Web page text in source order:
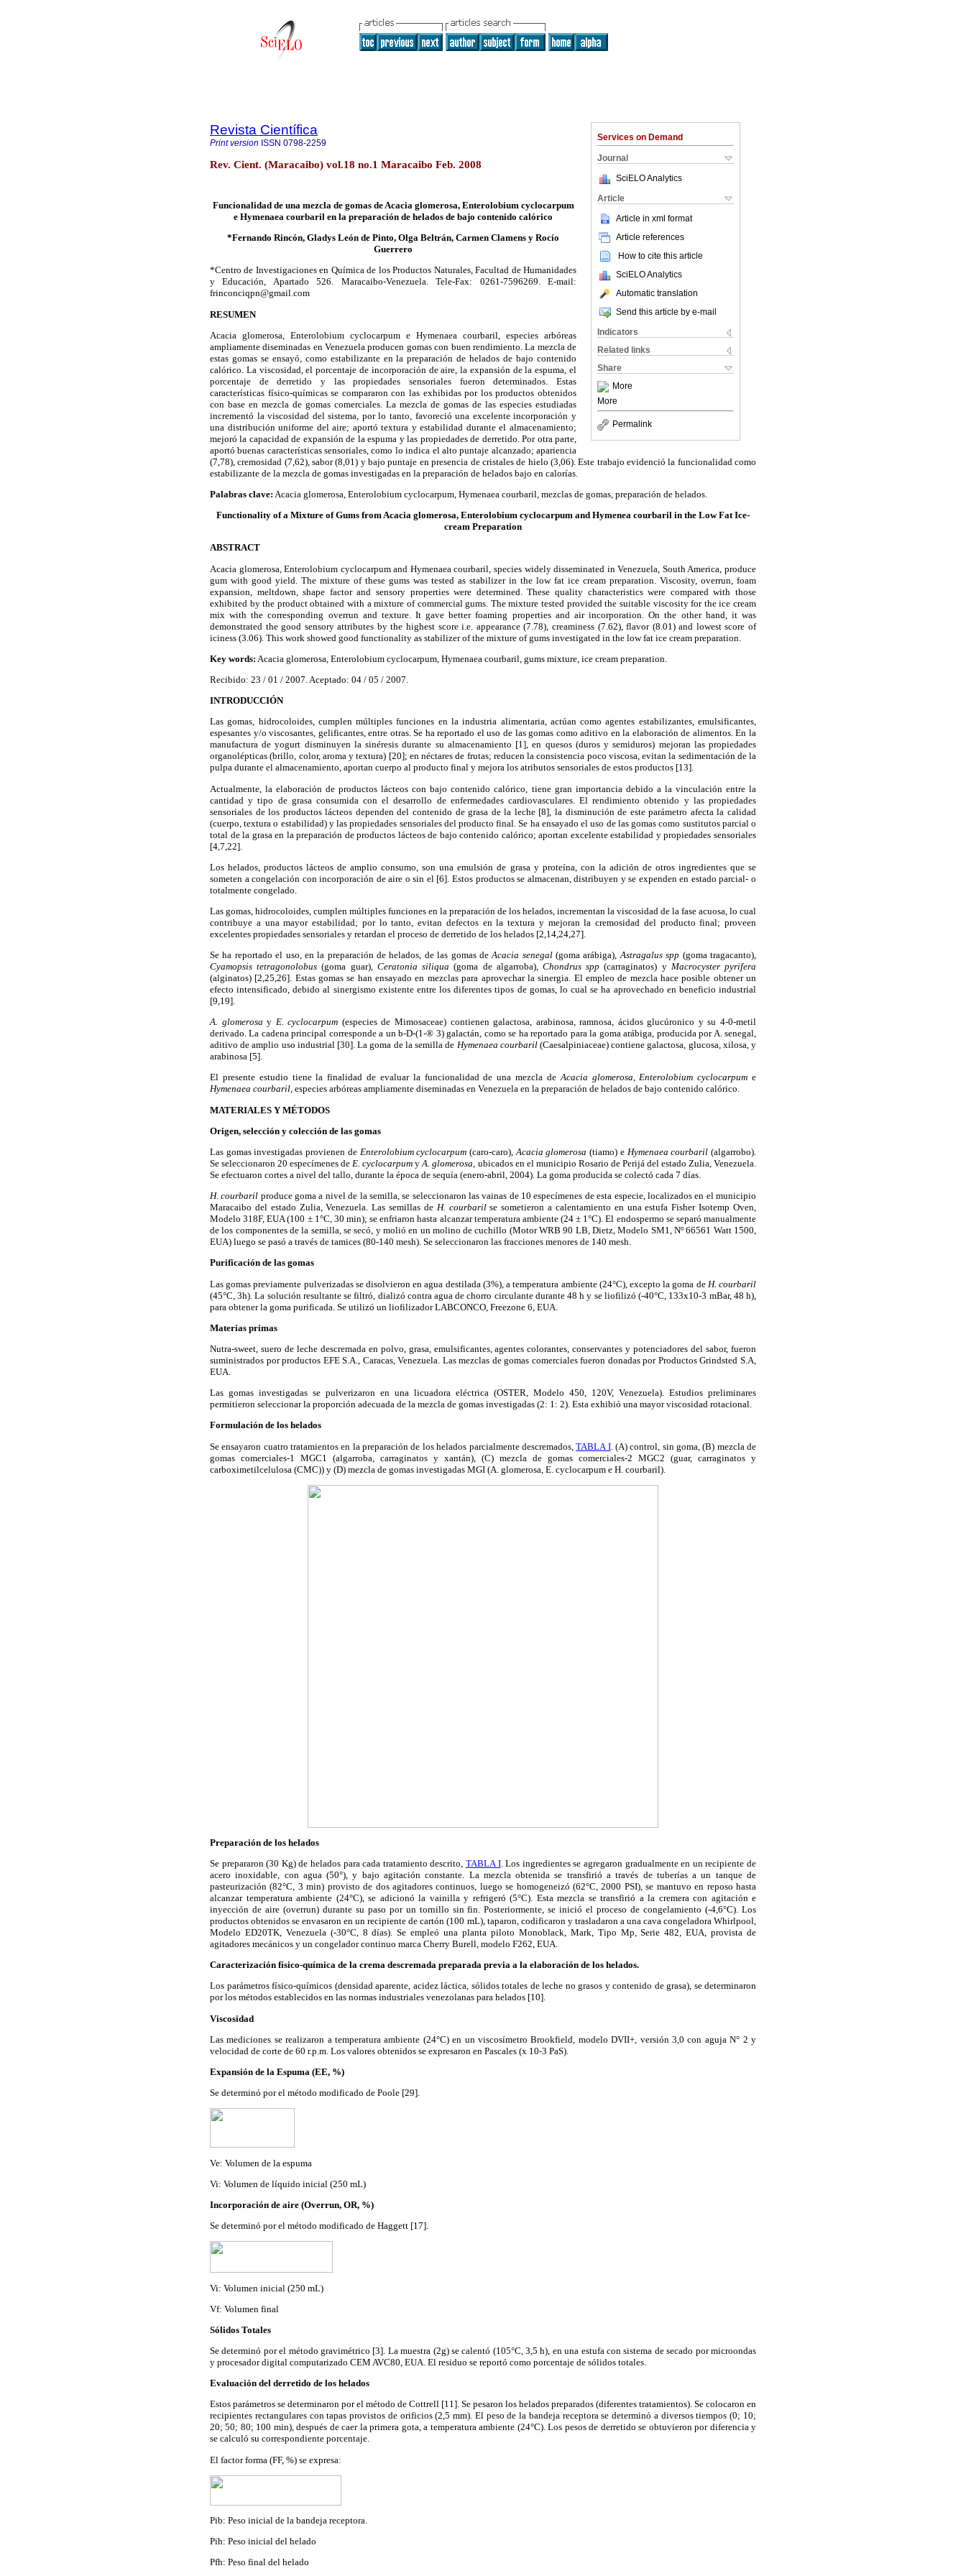
Services on Demand
Journal
SciELO Analytics
Article
Article in xml format
Article references
How to cite this article
SciELO Analytics
Automatic translation
Send this article by e-mail
Indicators
Related links
Share
More
More
Permalink
Revista Científica
Print version ISSN 0798-2259
Rev. Cient. (Maracaibo) vol.18 no.1 Maracaibo Feb. 2008
Funcionalidad de una mezcla de gomas de Acacia glomerosa, Enterolobium cyclocarpum
e Hymenaea courbaril en la preparación de helados de bajo contenido calórico
*Fernando Rincón, Gladys León de Pinto, Olga Beltrán, Carmen Clamens y Rocío
Guerrero
*Centro de Investigaciones en Química de los Productos Naturales, Facultad de Humanidades
y Educación, Apartado 526. Maracaibo-Venezuela. Tele-Fax: 0261-7596269. E-mail:
frinconciqpn@gmail.com
RESUMEN
Acacia glomerosa, Enterolobium cyclocarpum e Hymenaea courbaril, especies arbóreas
ampliamente diseminadas en Venezuela producen gomas con buen rendimiento. La mezcla de
estas gomas se ensayó, como estabilizante en la preparación de helados de bajo contenido
calórico. La viscosidad, el porcentaje de incorporación de aire, la expansión de la espuma, el
porcentaje de derretido y las propiedades sensoriales fueron determinados. Estas
características físico-químicas se compararon con las exhibidas por los productos obtenidos
con base en mezcla de gomas comerciales. La mezcla de gomas de las especies estudiadas
incrementó la viscosidad del sistema, por lo tanto, favoreció una excelente incorporación y
una distribución uniforme del aire; aportó textura y estabilidad durante el almacenamiento;
mejoró la capacidad de expansión de la espuma y las propiedades de derretido. Por otra parte,
aportó buenas características sensoriales, como lo indica el alto puntaje alcanzado; apariencia
(7,78), cremosidad (7,62), sabor (8,01) y bajo puntaje en presencia de cristales de hielo (3,06). Este trabajo evidenció la funcionalidad como
estabilizante de la mezcla de gomas investigadas en la preparación de helados bajo en calorías.
Palabras clave: Acacia glomerosa, Enterolobium cyclocarpum, Hymenaea courbaril, mezclas de gomas, preparación de helados.
Functionality of a Mixture of Gums from Acacia glomerosa, Enterolobium cyclocarpum and Hymenea courbaril in the Low Fat Ice-
cream Preparation
ABSTRACT
Acacia glomerosa, Enterolobium cyclocarpum and Hymenaea courbaril, species widely disseminated in Venezuela, South America, produce
gum with good yield. The mixture of these gums was tested as stabilizer in the low fat ice cream preparation. Viscosity, overrun, foam
expansion, meltdown, shape factor and sensory properties were determined. These quality characteristics were compared with those
exhibited by the product obtained with a mixture of commercial gums. The mixture tested provided the suitable viscosity for the ice cream
mix with the corresponding overrun and texture. It gave better foaming properties and air incorporation. On the other hand, it was
demonstrated the good sensory attributes by the highest score i.e. appearance (7.78), creaminess (7.62), flavor (8.01) and lowest score of
iciness (3.06). This work showed good functionality as stabilizer of the mixture of gums investigated in the low fat ice cream preparation.
Key words: Acacia glomerosa, Enterolobium cyclocarpum, Hymenaea courbaril, gums mixture, ice cream preparation.
Recibido: 23 / 01 / 2007. Aceptado: 04 / 05 / 2007.
INTRODUCCIÓN
Las gomas, hidrocoloides, cumplen múltiples funciones en la industria alimentaria, actúan como agentes estabilizantes, emulsificantes,
espesantes y/o viscosantes, gelificantes, entre otras. Se ha reportado el uso de las gomas como aditivo en la elaboración de alimentos. En la
manufactura de yogurt disminuyen la sinéresis durante su almacenamiento [1], en quesos (duros y semiduros) mejoran las propiedades
organolépticas (brillo, color, aroma y textura) [20]; en néctares de frutas; reducen la consistencia poco viscosa, evitan la sedimentación de la
pulpa durante el almacenamiento, aportan cuerpo al producto final y mejora los atributos sensoriales de estos productos [13].
Actualmente, la elaboración de productos lácteos con bajo contenido calórico, tiene gran importancia debido a la vinculación entre la
cantidad y tipo de grasa consumida con el desarrollo de enfermedades cardiovasculares. El rendimiento obtenido y las propiedades
sensoriales de los productos lácteos dependen del contenido de grasa de la leche [8], la disminución de este parámetro afecta la calidad
(cuerpo, textura o estabilidad) y las propiedades sensoriales del producto final. Se ha ensayado el uso de las gomas como sustitutos parcial o
total de la grasa en la preparación de productos lácteos de bajo contenido calórico; aportan excelente estabilidad y propiedades sensoriales
[4,7,22].
Los helados, productos lácteos de amplio consumo, son una emulsión de grasa y proteína, con la adición de otros ingredientes que se
someten a congelación con incorporación de aire o sin el [6]. Estos productos se almacenan, distribuyen y se expenden en estado parcial- o
totalmente congelado.
Las gomas, hidrocoloides, cumplen múltiples funciones en la preparación de los helados, incrementan la viscosidad de la fase acuosa, lo cual
contribuye a una mayor estabilidad; por lo tanto, evitan defectos en la textura y mejoran la cremosidad del producto final; proveen
excelentes propiedades sensoriales y retardan el proceso de derretido de los helados [2,14,24,27].
Se ha reportado el uso, en la preparación de helados, de las gomas deAcacia senegal(goma arábiga),Astragalus spp (goma tragacanto),
Cyamopsis tetragonolobus (goma guar), Ceratonia siliqua(goma de algarroba), Chondrus spp(carraginatos) y Macrocyster pyrifera
(alginatos) [2,25,26]. Estas gomas se han ensayado en mezclas para aprovechar la sinergia. El empleo de mezcla hace posible obtener un
efecto intensificado, debido al sinergismo existente entre los diferentes tipos de gomas, lo cual se ha aprovechado en beneficio industrial
[9,19].
A. glomerosay E. cyclocarpum (especies de Mimosaceae) contienen galactosa, arabinosa, ramnosa, ácidos glucúronico y su 4-0-metil
derivado. La cadena principal corresponde a un b-D-(1-® 3) galactán, como se ha reportado para la goma arábiga, producida por A. senegal,
aditivo de amplio uso industrial [30]. La goma de la semilla de Hymenaea courbaril(Caesalpiniaceae) contiene galactosa, glucosa, xilosa, y
arabinosa [5].
El presente estudio tiene la finalidad de evaluar la funcionalidad de una mezcla deAcacia glomerosa,Enterolobium cyclocarpume
Hymenaea courbaril, especies arbóreas ampliamente diseminadas en Venezuela en la preparación de helados de bajo contenido calórico.
MATERIALES Y MÉTODOS
Origen, selección y colección de las gomas
Las gomas investigadas provienen de Enterolobium cyclocarpum (caro-caro),Acacia glomerosa(tiamo) e Hymenaea courbaril (algarrobo).
Se seleccionaron 20 especímenes deE. cyclocarpumyA. glomerosa, ubicados en el municipio Rosario de Perijá del estado Zulia, Venezuela.
Se efectuaron cortes a nivel del tallo, durante la época de sequía (enero-abril, 2004). La goma producida se colectó cada 7 días.
H. courbaril produce goma a nivel de la semilla, se seleccionaron las vainas de 10 especímenes de esta especie, localizados en el municipio
Maracaibo del estado Zulia, Venezuela. Las semillas de H. courbarilse sometieron a calentamiento en una estufa Fisher Isotemp Oven,
Modelo 318F, EUA (100 ± 1°C, 30 min); se enfriaron hasta alcanzar temperatura ambiente (24 ± 1°C). El endospermo se separó manualmente
de los componentes de la semilla, se secó, y molió en un molino de cuchillo (Motor WRB 90 LB, Dietz, Modelo SM1, Nº 66561 Watt 1500,
EUA) luego se pasó a través de tamices (80-140 mesh). Se seleccionaron las fracciones menores de 140 mesh.
Purificación de las gomas
Las gomas previamente pulverizadas se disolvieron en agua destilada (3%), a temperatura ambiente (24°C), excepto la goma de H. courbaril
(45°C, 3h). La solución resultante se filtró, dializó contra agua de chorro circulante durante 48 h y se liofilizó (-40°C, 133x10-3 mBar, 48 h),
para obtener la goma purificada. Se utilizó un liofilizador LABCONCO, Freezone 6, EUA.
Materias primas
Nutra-sweet, suero de leche descremada en polvo, grasa, emulsificantes, agentes colorantes, conservantes y potenciadores del sabor, fueron
suministrados por productos EFE S.A., Caracas, Venezuela. Las mezclas de gomas comerciales fueron donadas por Productos Grindsted S.A,
EUA.
Las gomas investigadas se pulverizaron en una licuadora eléctrica (OSTER, Modelo 450, 120V, Venezuela). Estudios preliminares
permitieron seleccionar la proporción adecuada de la mezcla de gomas investigadas (2: 1: 2). Esta exhibió una mayor viscosidad rotacional.
Formulación de los helados
Se ensayaron cuatro tratamientos en la preparación de los helados parcialmente descremados,TABLA I. (A) control, sin goma, (B) mezcla de
gomas comerciales-1 MGC1 (algarroba, carraginatos y xantán), (C) mezcla de gomas comerciales-2 MGC2 (guar, carraginatos y
carboximetilcelulosa (CMC)) y (D) mezcla de gomas investigadas MGI (A. glomerosa, E. cyclocarpum e H. courbaril).
Preparación de los helados
Se prepararon (30 Kg) de helados para cada tratamiento descrito, TABLA I. Los ingredientes se agregaron gradualmente en un recipiente de
acero inoxidable, con agua (50°), y bajo agitación constante. La mezcla obtenida se transfirió a través de tuberías a un tanque de
pasteurización (82°C, 3 min) provisto de dos agitadores continuos, luego se homogeneizó (62°C, 2000 PSI), se mantuvo en reposo hasta
alcanzar temperatura ambiente (24°C), se adicionó la vainilla y refrigeró (5°C). Esta mezcla se transfirió a la cremera con agitación e
inyección de aire (overrun) durante su paso por un tornillo sin fin. Posteriormente, se inició el proceso de congelamiento (-4,6°C). Los
productos obtenidos se envasaron en un recipiente de cartón (100 mL), taparon, codificaron y trasladaron a una cava congeladora Whirlpool,
Modelo ED20TK, Venezuela (-30°C, 8 días). Se empleó una planta piloto Monoblack, Mark, Tipo Mp, Serie 482, EUA, provista de
agitadores mecánicos y un congelador continuo marca Cherry Burell, modelo F262, EUA.
Caracterización físico-química de la crema descremada preparada previa a la elaboración de los helados.
Los parámetros físico-químicos (densidad aparente, acidez láctica, sólidos totales de leche no grasos y contenido de grasa), se determinaron
por los métodos establecidos en las normas industriales venezolanas para helados [10].
Viscosidad
Las mediciones se realizaron a temperatura ambiente (24°C) en un viscosímetro Brookfield, modelo DVII+, versión 3,0 con aguja N° 2 y
velocidad de corte de 60 r.p.m. Los valores obtenidos se expresaron en Pascales (x 10-3 PaS).
Expansión de la Espuma (EE, %)
Se determinó por el método modificado de Poole [29].
Ve: Volumen de la espuma
Vi: Volumen de líquido inicial (250 mL)
Incorporación de aire (Overrun, OR, %)
Se determinó por el método modificado de Haggett [17].
Vi: Volumen inicial (250 mL)
Vf: Volumen final
Sólidos Totales
Se determinó por el método gravimétrico [3]. La muestra (2g) se calentó (105°C, 3,5 h), en una estufa con sistema de secado por microondas
y procesador digital computarizado CEM AVC80, EUA. El residuo se reportó como porcentaje de sólidos totales.
Evaluación del derretido de los helados
Estos parámetros se determinaron por el método de Cottrell [11]. Se pesaron los helados preparados (diferentes tratamientos). Se colocaron en
recipientes rectangulares con tapas provistos de orificios (2,5 mm). El peso de la bandeja receptora se determinó a diversos tiempos (0; 10;
20; 50; 80; 100 min), después de caer la primera gota, a temperatura ambiente (24°C). Los pesos de derretido se obtuvieron por diferencia y
se calculó su correspondiente porcentaje.
El factor forma (FF, %) se expresa:
Pib: Peso inicial de la bandeja receptora.
Pih: Peso inicial del helado
Pfh: Peso final del helado